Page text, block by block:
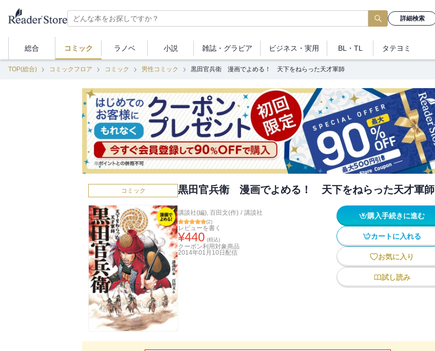
詳細検索
総合 コミック ラノベ 小説 雑誌・ グラビア ビジネス ・実用 BL・TL タテヨミ
TOP(総合) コミックフロア コミック 男性コミック 黒田官兵衛 漫画でよめる！ 天下をねらった天才軍師
コミック 黒田官兵衛 漫画でよめる！ 天下をねらった天才軍師
講談社(編), 百田文(作) / 講談社
(2)
レビューを書く
¥440 (税込)
クーポン利用対象商品
2014年01月10日 配信
購入手続きに進む
カートに入れる
お気に入り
試し読み